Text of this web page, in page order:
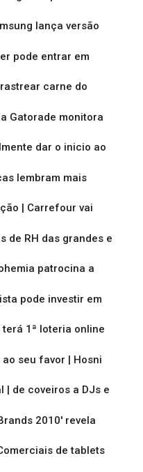
lança versão
pode entrar em
carne do
Gatorade monitora
dar o inicio ao
lembram mais
| Carrefour vai
de RH das grandes e
patrocina a
pode investir em
1ª loteria online
seu favor | Hosni
| de coveiros a DJs e
2010' revela
de tablets